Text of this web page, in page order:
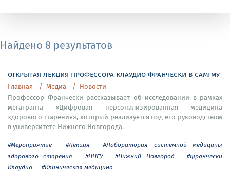
Найдено 8 результатов
открытая лекция профессора клаудио франчески в самгму
Главная Медиа
Новости
Профессор Франчески рассказывает об исследовании в рамках
мегагранта «Цифровая персонализированная медицина
здорового старения», который реализуется под его руководством
в университете Нижнего Новгорода.
#Мероприятие #Лекция
#Лаборатория системной медицины
здорового старения
#ННГУ #Нижний Новгород
#Франчески
Клаудио
#Клиническая медицина